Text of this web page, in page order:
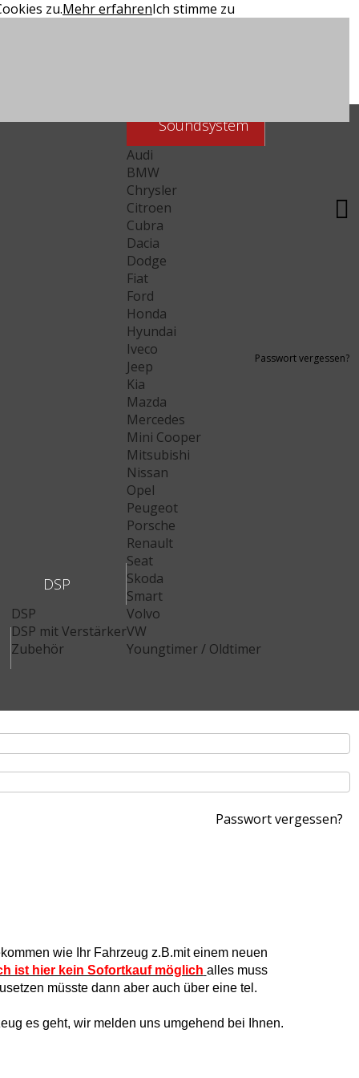
zu.Mehr erfahrenIch stimme zu
DSP
DSP
DSP mit Verstärker
Zubehör
Soundsystem
Audi
BMW
Chrysler
Citroen
Cubra
Dacia
Dodge
Fiat
Ford
Honda
Hyundai
Iveco
Jeep
Kia
Mazda
Mercedes
Mini Cooper
Mitsubishi
Nissan
Opel
Peugeot
Porsche
Renault
Seat
Skoda
Smart
Volvo
VW
Youngtimer / Oldtimer
Passwort vergessen?
Passwort vergessen?
wie Ihr Fahrzeug z.B.mit einem neuen
ist hier kein Sofortkauf möglich alles muss
müsste dann aber auch über eine tel.
es geht, wir melden uns umgehend bei Ihnen.